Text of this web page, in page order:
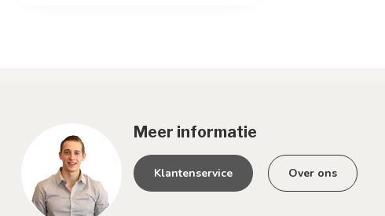
Meer informatie
Klantenservice Over ons